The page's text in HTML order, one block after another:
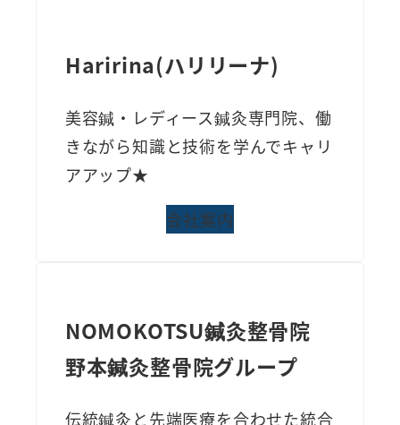
Haririna(ハリリーナ)
美容鍼・レディース鍼灸専門院、働
きながら知識と技術を学んでキャリ
アアップ★
会社案内
NOMOKOTSU鍼灸整骨院
野本鍼灸整骨院グループ
伝統鍼灸と先端医療を合わせた統合